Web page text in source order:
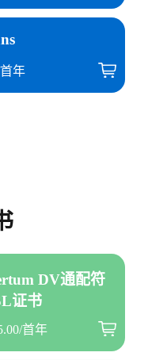
年
DV通配符
证书
首年